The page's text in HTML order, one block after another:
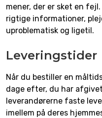
mener, der er sket en
rigtige informationer,
uproblematisk og ligetil.
Leveringstider
Når du bestiller en
dage efter, du har
leverandørerne faste
imellem på deres